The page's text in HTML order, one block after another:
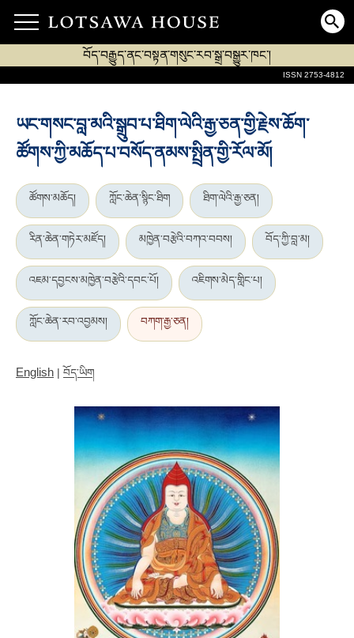
བོད་བརྒྱུད་ནང་བསྟན་གསུང་རབ་སྒྲ་བསྒྱུར་ཁང་།
ISSN 2753-4812
ཡང་གསང་བླ་མའི་སྒྲུབ་པ་ཐིག་ལེའི་རྒྱ་ཅན་གྱི་རྗེས་ཆོག་
ཚོགས་ཀྱི་མཆོད་པ་བསོད་ནམས་སྤྲིན་གྱི་རོལ་མོ།
ཚོགས་མཆོད། ཀློང་ཆེན་སྙིང་ཐིག ཐིག་ལེའི་རྒྱ་ཅན།
རིན་ཆེན་གཏེར་མཛོད། མཁྱེན་བརྩེའི་བཀའ་བབས། བོད་ཀྱི་བླ་མ།
འཇམ་དབྱངས་མཁྱེན་བརྩེའི་དབང་པོ། འཇིགས་མེད་གླིང་པ།
ཀློང་ཆེན་རབ་འབྱམས། བཀག་རྒྱ་ཅན།
English | བོད་ཡིག